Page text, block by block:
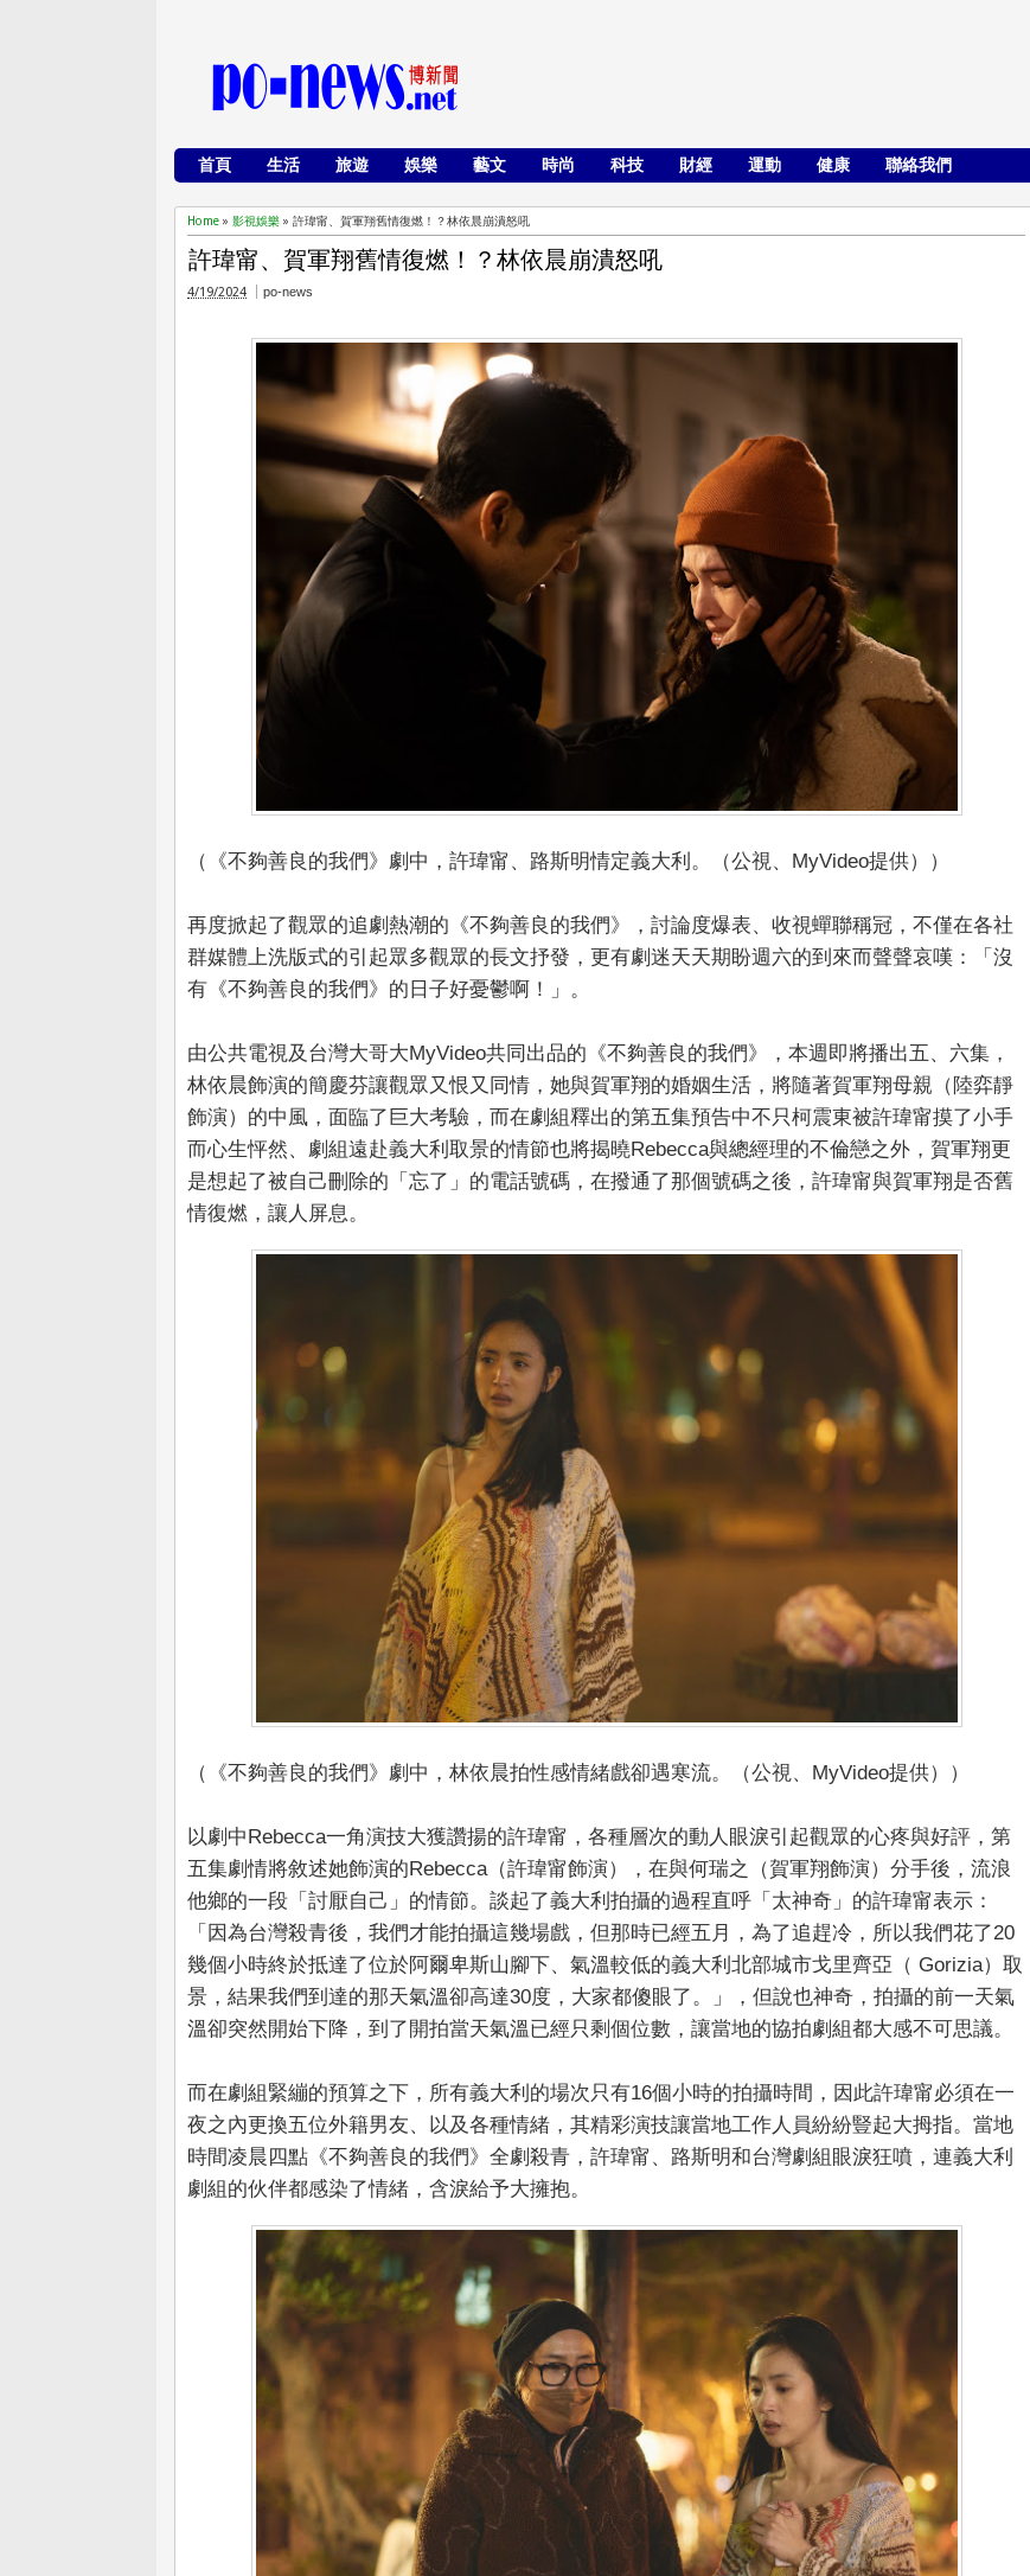
首頁 生活 旅遊 娛樂 藝文 時尚 科技 財經 運動 健康 聯絡我們
Home » 影視娛樂 » 許瑋甯、賀軍翔舊情復燃！？林依晨崩潰怒吼
許瑋甯、賀軍翔舊情復燃！？林依晨崩潰怒吼
4/19/2024 po-news
（《不夠善良的我們》劇中，許瑋甯、路斯明情定義大利。（公視、MyVideo提供））
再度掀起了觀眾的追劇熱潮的《不夠善良的我們》，討論度爆表、收視蟬聯稱冠，不僅在各社
群媒體上洗版式的引起眾多觀眾的長文抒發，更有劇迷天天期盼週六的到來而聲聲哀嘆：「沒
有《不夠善良的我們》的日子好憂鬱啊！」。
由公共電視及台灣大哥大MyVideo共同出品的《不夠善良的我們》，本週即將播出五、六集，
林依晨飾演的簡慶芬讓觀眾又恨又同情，她與賀軍翔的婚姻生活，將隨著賀軍翔母親（陸弈靜
飾演）的中風，面臨了巨大考驗，而在劇組釋出的第五集預告中不只柯震東被許瑋甯摸了小手
而心生怦然、劇組遠赴義大利取景的情節也將揭曉Rebecca與總經理的不倫戀之外，賀軍翔更
是想起了被自己刪除的「忘了」的電話號碼，在撥通了那個號碼之後，許瑋甯與賀軍翔是否舊
情復燃，讓人屏息。
（《不夠善良的我們》劇中，林依晨拍性感情緒戲卻遇寒流。（公視、MyVideo提供））
以劇中Rebecca一角演技大獲讚揚的許瑋甯，各種層次的動人眼淚引起觀眾的心疼與好評，第
五集劇情將敘述她飾演的Rebecca（許瑋甯飾演），在與何瑞之（賀軍翔飾演）分手後，流浪
他鄉的一段「討厭自己」的情節。談起了義大利拍攝的過程直呼「太神奇」的許瑋甯表示：
「因為台灣殺青後，我們才能拍攝這幾場戲，但那時已經五月，為了追趕冷，所以我們花了20
幾個小時終於抵達了位於阿爾卑斯山腳下、氣溫較低的義大利北部城市戈里齊亞（ Gorizia）取
景，結果我們到達的那天氣溫卻高達30度，大家都傻眼了。」，但說也神奇，拍攝的前一天氣
溫卻突然開始下降，到了開拍當天氣溫已經只剩個位數，讓當地的協拍劇組都大感不可思議。
而在劇組緊繃的預算之下，所有義大利的場次只有16個小時的拍攝時間，因此許瑋甯必須在一
夜之內更換五位外籍男友、以及各種情緒，其精彩演技讓當地工作人員紛紛豎起大拇指。當地
時間凌晨四點《不夠善良的我們》全劇殺青，許瑋甯、路斯明和台灣劇組眼淚狂噴，連義大利
劇組的伙伴都感染了情緒，含淚給予大擁抱。